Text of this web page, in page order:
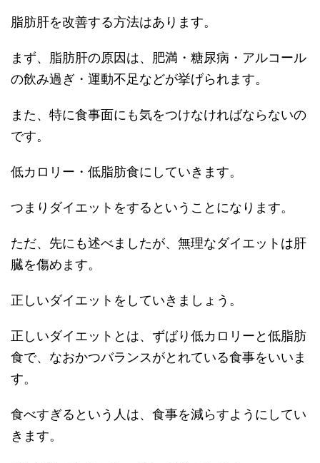
脂肪肝を改善する方法はあります。
まず、脂肪肝の原因は、肥満・糖尿病・アルコール
の飲み過ぎ・運動不足などが挙げられます。
また、特に食事面にも気をつけなければならないの
です。
低カロリー・低脂肪食にしていきます。
つまりダイエットをするということになります。
ただ、先にも述べましたが、無理なダイエットは肝
臓を傷めます。
正しいダイエットをしていきましょう。
正しいダイエットとは、ずばり低カロリーと低脂肪
食で、なおかつバランスがとれている食事をいいま
す。
食べすぎるという人は、食事を減らすようにしてい
きます。